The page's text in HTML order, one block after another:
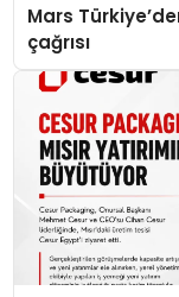
Mars
çağrısı